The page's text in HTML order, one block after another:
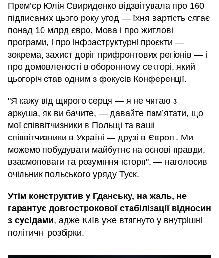
Прем’єр Юлія Свириденко відзвітувала про 160
підписаних цього року угод — їхня вартість сягає
понад 10 млрд євро. Мова і про житлові
програми, і про інфраструктурні проєкти —
зокрема, захист доріг прифронтових регіонів — і
про домовленості в оборонному секторі, який
цьогоріч став одним з фокусів Конференції.
"Я кажу від щирого серця — я не читаю з
аркуша, як ви бачите, — давайте пам’ятати, що
мої співвітчизники в Польщі та ваші
співвітчизники в Україні — друзі в Європі. Ми
можемо побудувати майбутнє на основі правди,
взаємоповаги та розуміння історії", — наголосив
очільник польського уряду Туск.
Утім конструктив у Гданську, на жаль, не
гарантує довгострокової стабілізації відносин
з сусідами, адже Київ уже втягнуто у внутрішні
політичні розбірки.